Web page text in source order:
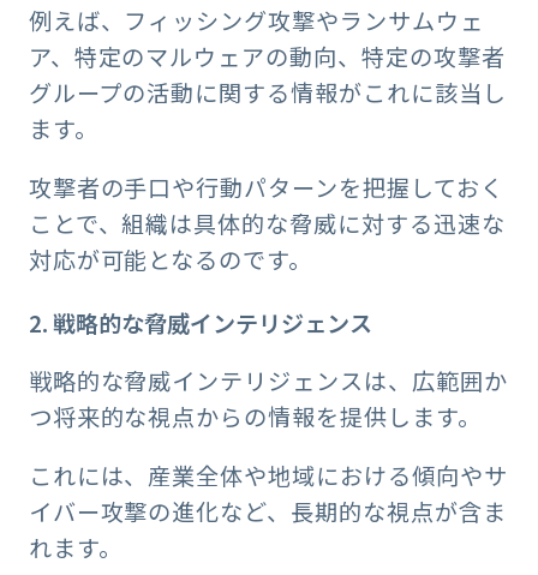
例えば、フィッシング攻撃やランサムウェ
ア、特定のマルウェアの動向、特定の攻撃者
グループの活動に関する情報がこれに該当し
ます。
攻撃者の手口や行動パターンを把握しておく
ことで、組織は具体的な脅威に対する迅速な
対応が可能となるのです。
2. 戦略的な脅威インテリジェンス
戦略的な脅威インテリジェンスは、広範囲か
つ将来的な視点からの情報を提供します。
これには、産業全体や地域における傾向やサ
イバー攻撃の進化など、長期的な視点が含ま
れます。